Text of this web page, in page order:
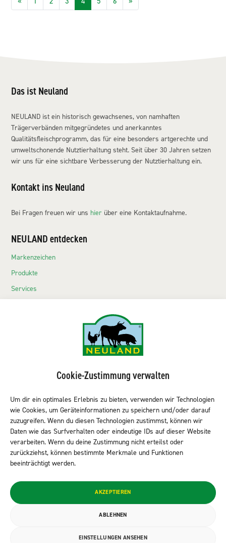
Cookie-Zustimmung verwalten
Um dir ein optimales Erlebnis zu bieten, verwenden wir Technologien
wie Cookies, um Geräteinformationen zu speichern und/oder darauf
zuzugreifen. Wenn du diesen Technologien zustimmst, können wir
Daten wie das Surfverhalten oder eindeutige IDs auf dieser Website
verarbeiten. Wenn du deine Zustimmung nicht erteilst oder
zurückziehst, können bestimmte Merkmale und Funktionen
beeinträchtigt werden.
AKZEPTIEREN
ABLEHNEN
EINSTELLUNGEN ANSEHEN
Das ist Neuland
NEULAND ist ein historisch gewachsenes, von namhaften
Trägerverbänden mitgegründetes und anerkanntes
Qualitätsfleischprogramm, das für eine besonders artgerechte und
umweltschonende Nutztierhaltung steht. Seit über 30 Jahren setzen
wir uns für eine sichtbare Verbesserung der Nutztierhaltung ein.
Kontakt ins Neuland
Bei Fragen freuen wir uns hier über eine Kontaktaufnahme.
NEULAND entdecken
Markenzeichen
Produkte
Services
Sortiment Metzgereien
Sortiment Kantine & Gastro
NEULAND finden
Neuland folgen
© 2026 NEULAND Fleischvertriebs GmbH